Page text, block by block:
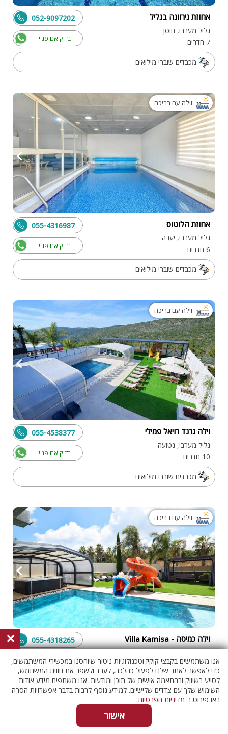
אחוזת נירוונה בגליל
גליל מערבי, חוסן
7 חדרים
בדוק אם פנוי
052-9097202
מכבדים שוברי מילואים
וילה עם בריכה
אחוזת הלוטוס
גליל מערבי, יערה
6 חדרים
בדוק אם פנוי
055-4316987
מכבדים שוברי מילואים
וילה עם בריכה
וילה גרנד רויאל פמילי
גליל מערבי, נטועה
10 חדרים
בדוק אם פנוי
055-4538377
מכבדים שוברי מילואים
וילה עם בריכה
וילה כמיסה - Villa Kamisa
גליל מערבי, נטועה
8 חדרים
בדוק אם פנוי
055-4318265
חיפושים נפוצים לוילות
×
אנו משתמשים בקבצי קוקיז וטכנולוגיות ניטור שיוחסנו במכשירי המשתמשים,
כדי לאפשר לאתר שלנו לפעול כהלכה, לעבד ולשפר את חווית המשתמש,
לסייע בשיווק ובהתאמה אישית של תוכן ומודעות. אנו משתפים מידע אודות
השימוש שלך עם צדדים שלישיים. למידע נוסף לרבות בדבר אפשרויות הסרה
ראו פירוט ב־מדיניות הפרטיות.
אישור